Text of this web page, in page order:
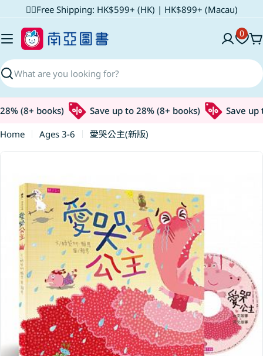
to
content
✌🏼Free Shipping: HK$599+ (HK) | HK$899+ (Macau)
Search
0
(8+ books) Save up to 28% (8+ books)
Save up
Home
Ages 3-6
愛哭公主(新版)
Skip
product
information
Open media 0 in modal